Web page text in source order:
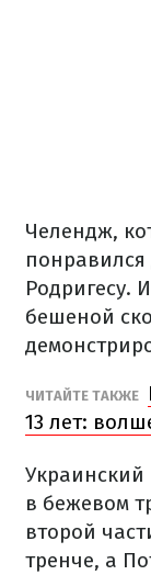
Челендж,
Родригесу.
бешеной
ЧИТАЙТЕ ТАКЖЕ
13 лет:
Украинский
в бежевом
второй
тренче, а